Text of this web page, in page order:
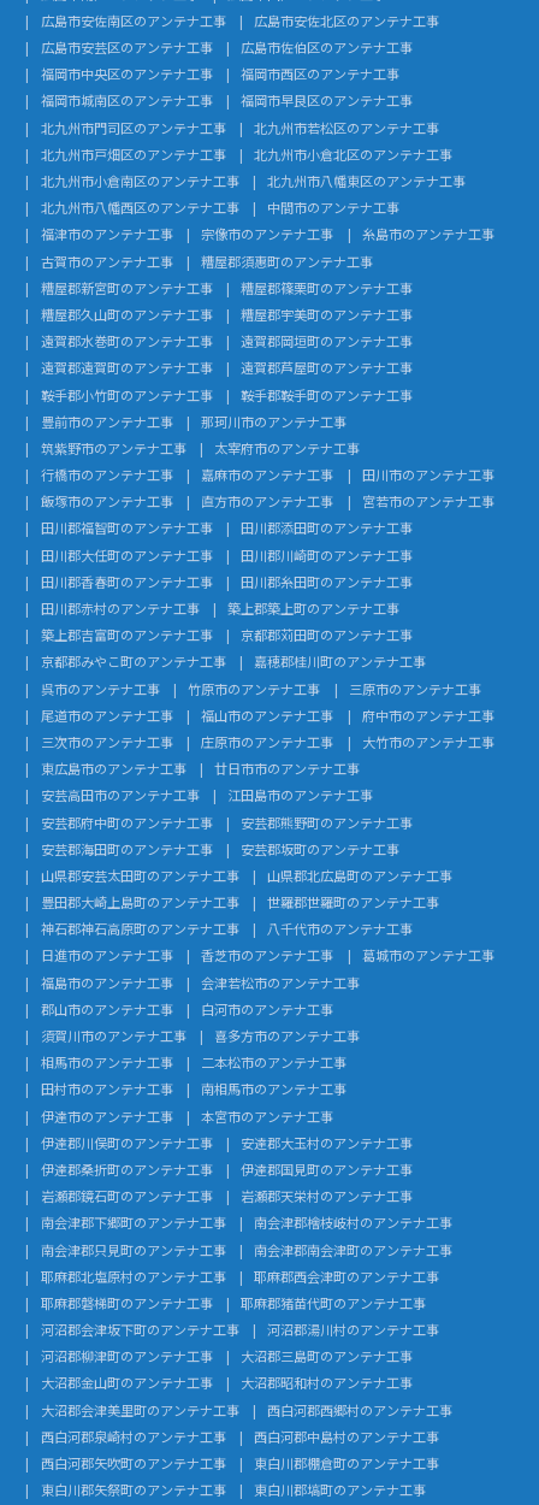
広島市安佐南区のアンテナ工事
広島市安佐北区のアンテナ工事
広島市安芸区のアンテナ工事
広島市佐伯区のアンテナ工事
福岡市中央区のアンテナ工事
福岡市西区のアンテナ工事
福岡市城南区のアンテナ工事
福岡市早良区のアンテナ工事
北九州市門司区のアンテナ工事
北九州市若松区のアンテナ工事
北九州市戸畑区のアンテナ工事
北九州市小倉北区のアンテナ工事
北九州市小倉南区のアンテナ工事
北九州市八幡東区のアンテナ工事
北九州市八幡西区のアンテナ工事
中間市のアンテナ工事
福津市のアンテナ工事
宗像市のアンテナ工事
糸島市のアンテナ工事
古賀市のアンテナ工事
糟屋郡須惠町のアンテナ工事
糟屋郡新宮町のアンテナ工事
糟屋郡篠栗町のアンテナ工事
糟屋郡久山町のアンテナ工事
糟屋郡宇美町のアンテナ工事
遠賀郡水巻町のアンテナ工事
遠賀郡岡垣町のアンテナ工事
遠賀郡遠賀町のアンテナ工事
遠賀郡芦屋町のアンテナ工事
鞍手郡小竹町のアンテナ工事
鞍手郡鞍手町のアンテナ工事
豊前市のアンテナ工事
那珂川市のアンテナ工事
筑紫野市のアンテナ工事
太宰府市のアンテナ工事
行橋市のアンテナ工事
嘉麻市のアンテナ工事
田川市のアンテナ工事
飯塚市のアンテナ工事
直方市のアンテナ工事
宮若市のアンテナ工事
田川郡福智町のアンテナ工事
田川郡添田町のアンテナ工事
田川郡大任町のアンテナ工事
田川郡川崎町のアンテナ工事
田川郡香春町のアンテナ工事
田川郡糸田町のアンテナ工事
田川郡赤村のアンテナ工事
築上郡築上町のアンテナ工事
築上郡吉富町のアンテナ工事
京都郡苅田町のアンテナ工事
京都郡みやこ町のアンテナ工事
嘉穂郡桂川町のアンテナ工事
呉市のアンテナ工事
竹原市のアンテナ工事
三原市のアンテナ工事
尾道市のアンテナ工事
福山市のアンテナ工事
府中市のアンテナ工事
三次市のアンテナ工事
庄原市のアンテナ工事
大竹市のアンテナ工事
東広島市のアンテナ工事
廿日市市のアンテナ工事
安芸高田市のアンテナ工事
江田島市のアンテナ工事
安芸郡府中町のアンテナ工事
安芸郡熊野町のアンテナ工事
安芸郡海田町のアンテナ工事
安芸郡坂町のアンテナ工事
山県郡安芸太田町のアンテナ工事
山県郡北広島町のアンテナ工事
豊田郡大崎上島町のアンテナ工事
世羅郡世羅町のアンテナ工事
神石郡神石高原町のアンテナ工事
八千代市のアンテナ工事
日進市のアンテナ工事
香芝市のアンテナ工事
葛城市のアンテナ工事
福島市のアンテナ工事
会津若松市のアンテナ工事
郡山市のアンテナ工事
白河市のアンテナ工事
須賀川市のアンテナ工事
喜多方市のアンテナ工事
相馬市のアンテナ工事
二本松市のアンテナ工事
田村市のアンテナ工事
南相馬市のアンテナ工事
伊達市のアンテナ工事
本宮市のアンテナ工事
伊達郡川俣町のアンテナ工事
安達郡大玉村のアンテナ工事
伊達郡桑折町のアンテナ工事
伊達郡国見町のアンテナ工事
岩瀬郡鏡石町のアンテナ工事
岩瀬郡天栄村のアンテナ工事
南会津郡下郷町のアンテナ工事
南会津郡檜枝岐村のアンテナ工事
南会津郡只見町のアンテナ工事
南会津郡南会津町のアンテナ工事
耶麻郡北塩原村のアンテナ工事
耶麻郡西会津町のアンテナ工事
耶麻郡磐梯町のアンテナ工事
耶麻郡猪苗代町のアンテナ工事
河沼郡会津坂下町のアンテナ工事
河沼郡湯川村のアンテナ工事
河沼郡柳津町のアンテナ工事
大沼郡三島町のアンテナ工事
大沼郡金山町のアンテナ工事
大沼郡昭和村のアンテナ工事
大沼郡会津美里町のアンテナ工事
西白河郡西郷村のアンテナ工事
西白河郡泉崎村のアンテナ工事
西白河郡中島村のアンテナ工事
西白河郡矢吹町のアンテナ工事
東白川郡棚倉町のアンテナ工事
東白川郡矢祭町のアンテナ工事
東白川郡塙町のアンテナ工事